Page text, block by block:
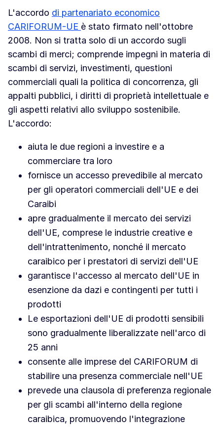
L'accordo di partenariato economico
CARIFORUM-UE è stato firmato nell'ottobre
2008. Non si tratta solo di un accordo sugli
scambi di merci; comprende impegni in materia di
scambi di servizi, investimenti, questioni
commerciali quali la politica di concorrenza, gli
appalti pubblici, i diritti di proprietà intellettuale e
gli aspetti relativi allo sviluppo sostenibile.
L'accordo:
aiuta le due regioni a investire e a
commerciare tra loro
fornisce un accesso prevedibile al mercato
per gli operatori commerciali dell'UE e dei
Caraibi
apre gradualmente il mercato dei servizi
dell'UE, comprese le industrie creative e
dell'intrattenimento, nonché il mercato
caraibico per i prestatori di servizi dell'UE
garantisce l'accesso al mercato dell'UE in
esenzione da dazi e contingenti per tutti i
prodotti
Le esportazioni dell'UE di prodotti sensibili
sono gradualmente liberalizzate nell'arco di
25 anni
consente alle imprese del CARIFORUM di
stabilire una presenza commerciale nell'UE
prevede una clausola di preferenza regionale
per gli scambi all'interno della regione
caraibica, promuovendo l'integrazione